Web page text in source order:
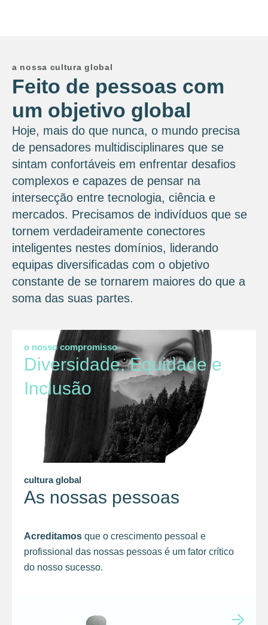
a nossa cultura global
Feito de pessoas com
um objetivo global
Hoje, mais do que nunca, o mundo precisa
de pensadores multidisciplinares que se
sintam confortáveis ​​em enfrentar desafios
complexos e capazes de pensar na
intersecção entre tecnologia, ciência e
mercados. Precisamos de indivíduos que se
tornem verdadeiramente conectores
inteligentes nestes domínios, liderando
equipas diversificadas com o objetivo
constante de se tornarem maiores do que a
soma das suas partes.
o nosso compromisso
Diversidade, Equidade e
Inclusão
cultura global
As nossas pessoas
Acreditamos que o crescimento pessoal e
profissional das nossas pessoas é um fator crítico
do nosso sucesso.